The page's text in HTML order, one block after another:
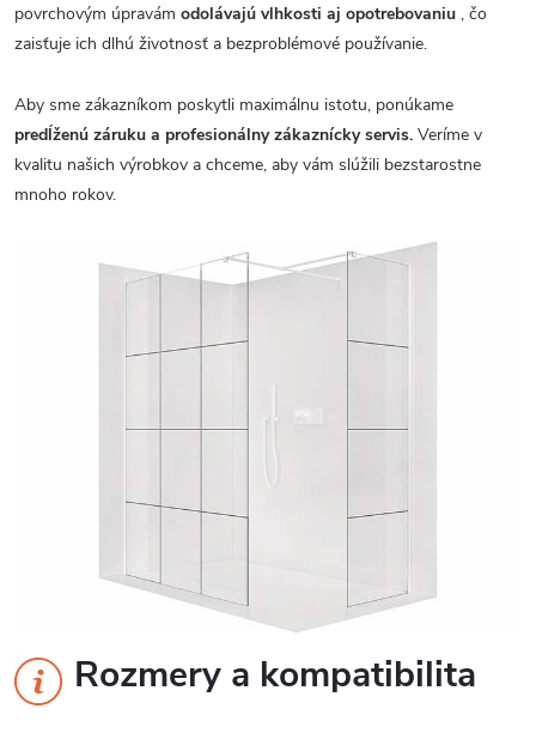
povrchovým úpravám odolávajú vlhkosti aj opotrebovaniu , čo
zaisťuje ich dlhú životnosť a bezproblémové používanie.
Aby sme zákazníkom poskytli maximálnu istotu, ponúkame
predĺženú záruku a profesionálny zákaznícky servis. Veríme v
kvalitu našich výrobkov a chceme, aby vám slúžili bezstarostne
mnoho rokov.
Rozmery a kompatibilita